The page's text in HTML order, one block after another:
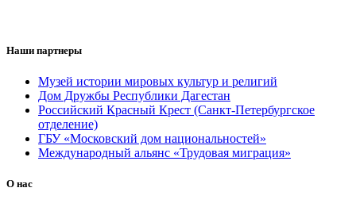
Наши партнеры
Музей истории мировых культур и религий
Дом Дружбы Республики Дагестан
Российский Красный Крест (Санкт-Петербургское
отделение)
ГБУ «Московский дом национальностей»
Международный альянс «Трудовая миграция»
О нас